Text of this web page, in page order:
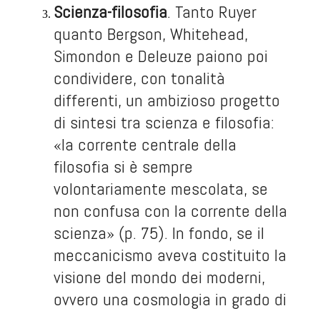
Scienza-filosofia. Tanto Ruyer
quanto Bergson, Whitehead,
Simondon e Deleuze paiono poi
condividere, con tonalità
differenti, un ambizioso progetto
di sintesi tra scienza e filosofia:
«la corrente centrale della
filosofia si è sempre
volontariamente mescolata, se
non confusa con la corrente della
scienza» (p. 75). In fondo, se il
meccanicismo aveva costituito la
visione del mondo dei moderni,
ovvero una cosmologia in grado di